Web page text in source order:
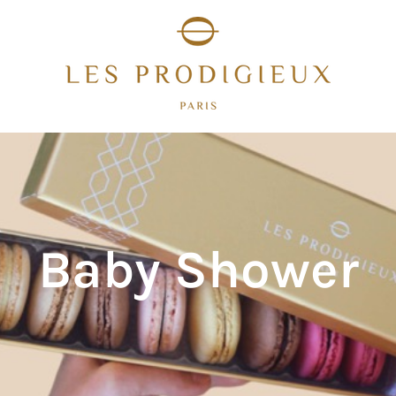
Baby Shower